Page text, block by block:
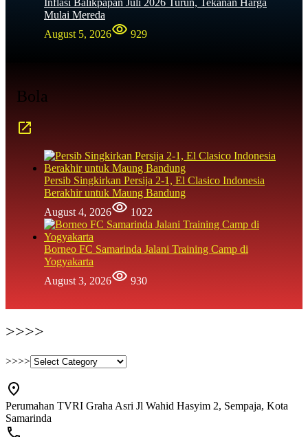
Inflasi Balikpapan Juli 2026 Turun, Tekanan Harga
Mulai Mereda
August 5, 2026
929
Bola
Persib Singkirkan Persija 2-1, El Clasico Indonesia
Berakhir untuk Maung Bandung
August 4, 2026
1022
Borneo FC Samarinda Jalani Training Camp di
Yogyakarta
August 3, 2026
930
>>>>
>>>>
Perumahan TVRI Graha Asri Jl Wahid Hasyim 2, Sempaja, Kota
Samarinda